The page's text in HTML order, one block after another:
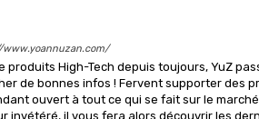
produits High-Tech depuis toujours, YuZ
de bonnes infos ! Fervent supporter des
ouvert à tout ce qui se fait sur le
invétéré, il vous fera alors découvrir les